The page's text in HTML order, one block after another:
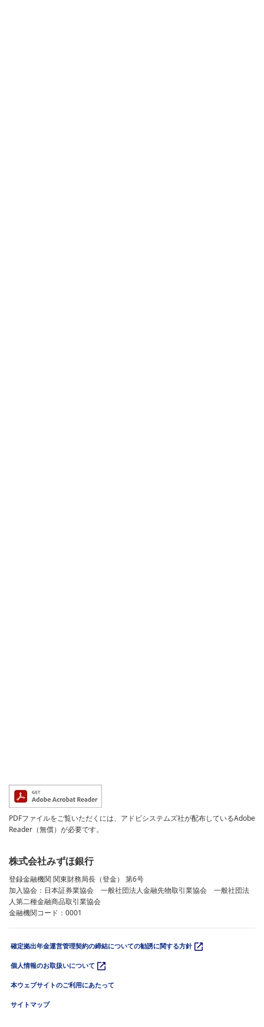
PDFファイルをご覧いただくには、アドビシステムズ社が配布しているAdobe
Reader（無償）が必要です。
株式会社みずほ銀行
登録金融機関 関東財務局長（登金） 第6号
加入協会：日本証券業協会 一般社団法人金融先物取引業協会 一般社団法
人第二種金融商品取引業協会
金融機関コード：0001
確定拠出年金運営管理契約の締結についての勧誘に関する方針
個人情報のお取扱いについて
本ウェブサイトのご利用にあたって
サイトマップ